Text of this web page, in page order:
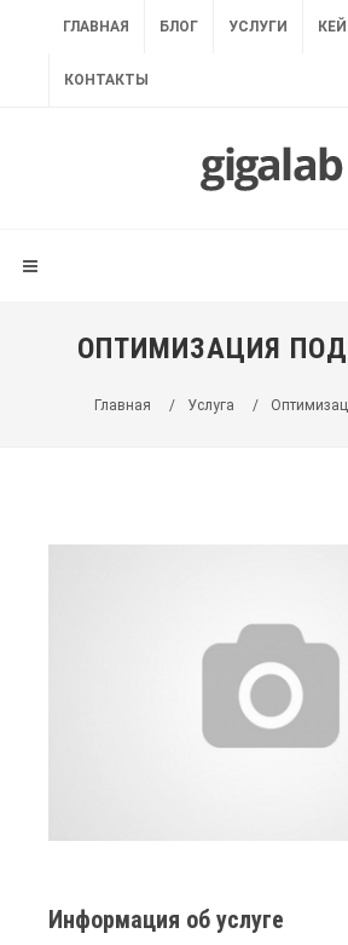
ГЛАВНАЯ БЛОГ УСЛУГИ
КОНТАКТЫ
ОПТИМИЗАЦИЯ
Главная / Услуга /
Информация об услуге